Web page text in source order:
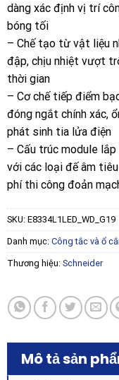
dàng xác định vị trí
bóng tối
– Chế tạo từ vật liệu
đập, chịu nhiệt vượt
thời gian
– Cơ chế tiếp điểm
đóng ngắt chính xác,
phát sinh tia lửa điện
– Cấu trúc module
với các loại đế âm
phí thi công đoản
SKU: E8334L1LED_WD_G19
Danh mục: Công tắc và ổ
Thương hiệu: Schneider
Mô tả sản